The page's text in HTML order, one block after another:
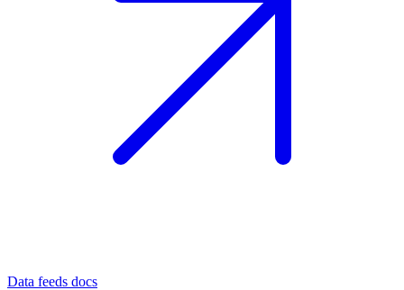
Data feeds docs